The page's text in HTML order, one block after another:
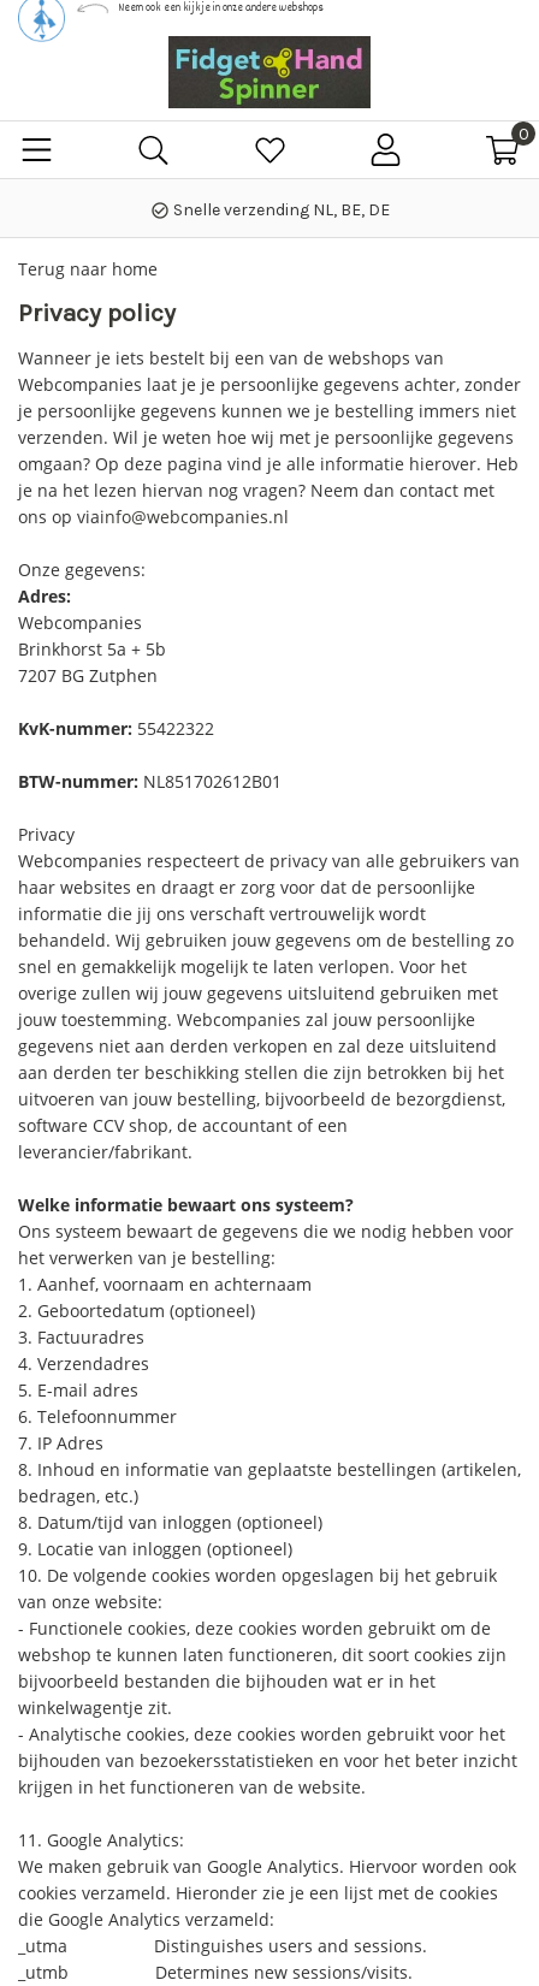
Neem ook een kijkje in onze andere webshops
0
check_circle_outline Snelle verzending NL, BE, DE
Terug naar home
Privacy policy
Wanneer je iets bestelt bij een van de webshops van
Webcompanies laat je je persoonlijke gegevens achter, zonder
je persoonlijke gegevens kunnen we je bestelling immers niet
verzenden. Wil je weten hoe wij met je persoonlijke gegevens
omgaan? Op deze pagina vind je alle informatie hierover. Heb
je na het lezen hiervan nog vragen? Neem dan contact met
ons op viainfo@webcompanies.nl
Onze gegevens:
Adres:
Webcompanies
Brinkhorst 5a + 5b
7207 BG Zutphen
KvK-nummer: 55422322
BTW-nummer: NL851702612B01
Privacy
Webcompanies respecteert de privacy van alle gebruikers van
haar websites en draagt er zorg voor dat de persoonlijke
informatie die jij ons verschaft vertrouwelijk wordt
behandeld. Wij gebruiken jouw gegevens om de bestelling zo
snel en gemakkelijk mogelijk te laten verlopen. Voor het
overige zullen wij jouw gegevens uitsluitend gebruiken met
jouw toestemming. Webcompanies zal jouw persoonlijke
gegevens niet aan derden verkopen en zal deze uitsluitend
aan derden ter beschikking stellen die zijn betrokken bij het
uitvoeren van jouw bestelling, bijvoorbeeld de bezorgdienst,
software CCV shop, de accountant of een
leverancier/fabrikant.
Welke informatie bewaart ons systeem?
Ons systeem bewaart de gegevens die we nodig hebben voor
het verwerken van je bestelling:
1. Aanhef, voornaam en achternaam
2. Geboortedatum (optioneel)
3. Factuuradres
4. Verzendadres
5. E-mail adres
6. Telefoonnummer
7. IP Adres
8. Inhoud en informatie van geplaatste bestellingen (artikelen,
bedragen, etc.)
8. Datum/tijd van inloggen (optioneel)
9. Locatie van inloggen (optioneel)
10. De volgende cookies worden opgeslagen bij het gebruik
van onze website:
- Functionele cookies, deze cookies worden gebruikt om de
webshop te kunnen laten functioneren, dit soort cookies zijn
bijvoorbeeld bestanden die bijhouden wat er in het
winkelwagentje zit.
- Analytische cookies, deze cookies worden gebruikt voor het
bijhouden van bezoekersstatistieken en voor het beter inzicht
krijgen in het functioneren van de website.
11. Google Analytics:
We maken gebruik van Google Analytics. Hiervoor worden ook
cookies verzameld. Hieronder zie je een lijst met de cookies
die Google Analytics verzameld:
_utma Distinguishes users and sessions.
_utmb Determines new sessions/visits.